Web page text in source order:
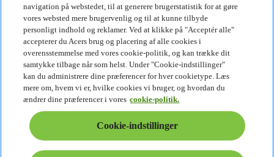
Bæredygtighed
Virksomhedens sociale ansvar
CO2-aftryk for produkt
Project Humanity
Earthion
Fortrolighedspolitik
Cookiepolitik
Juridisk meddelelse
Yderligere juridiske oplysninger
Tilgængelighedspolitik
Cookie-indstillinger
Danmark - Dansk
navigation på webstedet, til at generere brugerstatistik for at gøre
vores websted mere brugervenlig og til at kunne tilbyde
personligt indhold og reklamer. Ved at klikke på "Acceptér alle"
accepterer du Acers brug og placering af alle cookies i
overensstemmelse med vores cookie-politik, og kan trække dit
samtykke tilbage når som helst. Under "Cookie-indstillinger"
kan du administrere dine præferencer for hver cookietype. Læs
mere om, hvem vi er, hvilke cookies vi bruger, og hvordan du
ændrer dine præferencer i vores cookie-politik.
Cookie-indstillinger